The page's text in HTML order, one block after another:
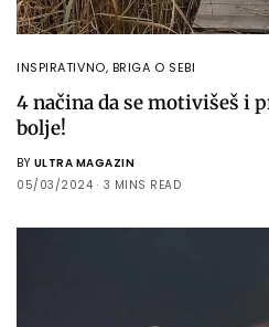
INSPIRATIVNO, BRIGA O SEBI
4 načina da se motivišeš i
bolje!
BY ULTRA MAGAZIN
05/03/2024
3 MINS READ